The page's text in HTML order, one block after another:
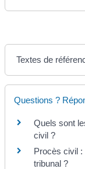
Textes de
Questions ?
Quels sont
civil ?
Procès civil :
tribunal ?